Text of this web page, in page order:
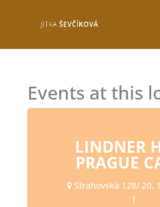
Events at this
LINDNER
PRAGUE
Strahovská 128/ 20,
1